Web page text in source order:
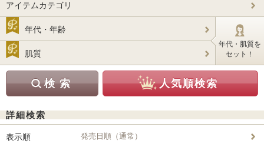
アイテムカテゴリ
年代・年齢
肌質
年代・肌質を
セット！
詳細検索
表示順 発売日順（通常）